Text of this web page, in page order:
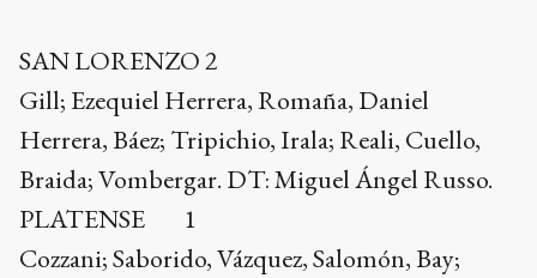
SAN LORENZO 2
Gill; Ezequiel Herrera, Romaña, Daniel
Herrera, Báez; Tripichio, Irala; Reali, Cuello,
Braida; Vombergar. DT: Miguel Ángel Russo.
PLATENSE 1
Cozzani; Saborido, Vázquez, Salomón, Bay;